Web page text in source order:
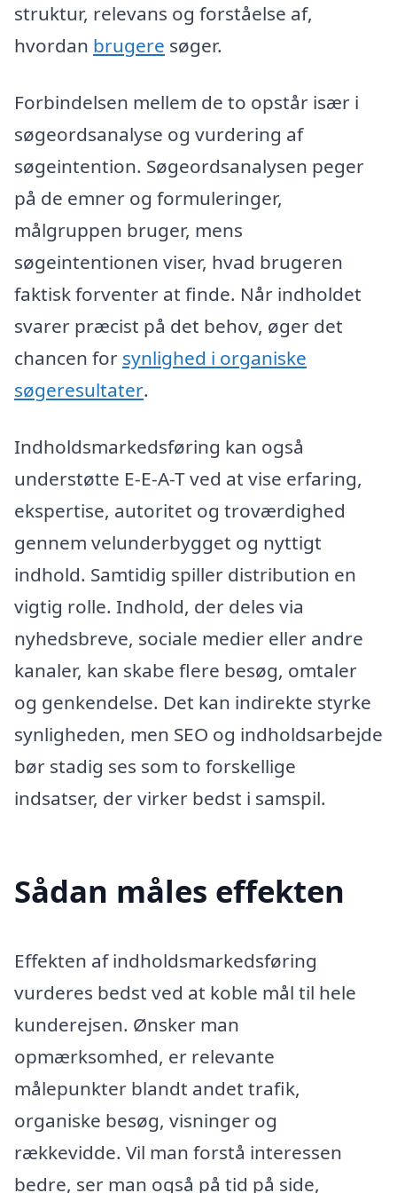
struktur, relevans og forståelse af,
hvordan brugere søger.
Forbindelsen mellem de to opstår især i
søgeordsanalyse og vurdering af
søgeintention. Søgeordsanalysen peger
på de emner og formuleringer,
målgruppen bruger, mens
søgeintentionen viser, hvad brugeren
faktisk forventer at finde. Når indholdet
svarer præcist på det behov, øger det
chancen for synlighed i organiske
søgeresultater.
Indholdsmarkedsføring kan også
understøtte E-E-A-T ved at vise erfaring,
ekspertise, autoritet og troværdighed
gennem velunderbygget og nyttigt
indhold. Samtidig spiller distribution en
vigtig rolle. Indhold, der deles via
nyhedsbreve, sociale medier eller andre
kanaler, kan skabe flere besøg, omtaler
og genkendelse. Det kan indirekte styrke
synligheden, men SEO og indholdsarbejde
bør stadig ses som to forskellige
indsatser, der virker bedst i samspil.
Sådan måles effekten
Effekten af indholdsmarkedsføring
vurderes bedst ved at koble mål til hele
kunderejsen. Ønsker man
opmærksomhed, er relevante
målepunkter blandt andet trafik,
organiske besøg, visninger og
rækkevidde. Vil man forstå interessen
bedre, ser man også på tid på side,